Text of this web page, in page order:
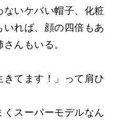
ないケバい帽子、化粧
れば、顔の四倍もあ
んもいる。
きてます！」って肩ひ
くスーパーモデルなん